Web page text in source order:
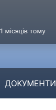
місяців тому
ДОКУМЕНТИ